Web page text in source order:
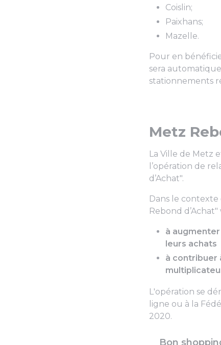
Coislin;
Paixhans;
Mazelle.
Pour en
sera
stationnements
Metz
La Ville de Metz
l’opération de
d’Achat".
Dans le
Rebond d’Achat"
à
leurs achats
à contribuer
L'opération se
ligne ou à la
2020.
Bon